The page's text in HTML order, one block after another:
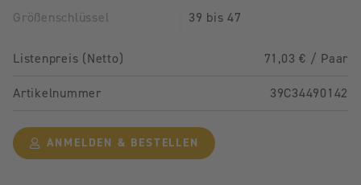
Größenschlüssel 39 bis 47
Listenpreis (Netto) 71,03 € / Paar
Artikelnummer 39C34490142
ANMELDEN & BESTELLEN